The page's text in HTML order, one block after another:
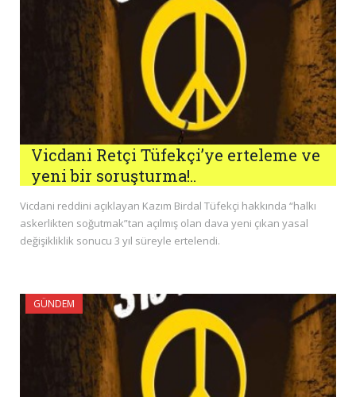
Vicdani Retçi Tüfekçi’ye erteleme ve
yeni bir soruşturma!..
Vicdani reddini açıklayan Kazım Birdal Tüfekçi hakkında “halkı
askerlikten soğutmak”tan açılmış olan dava yeni çıkan yasal
değişikliklik sonucu 3 yıl süreyle ertelendi.
GÜNDEM